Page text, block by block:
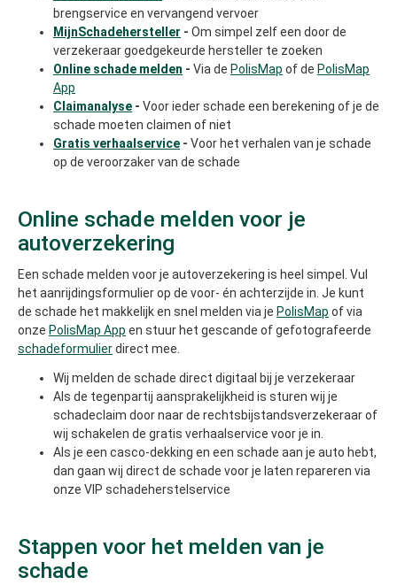
brengservice en vervangend vervoer
MijnSchadehersteller - Om simpel zelf een door de
verzekeraar goedgekeurde hersteller te zoeken
Online schade melden - Via de PolisMap of de PolisMap
App
Claimanalyse - Voor ieder schade een berekening of je de
schade moeten claimen of niet
Gratis verhaalservice - Voor het verhalen van je schade
op de veroorzaker van de schade
Online schade melden voor je
autoverzekering
Een schade melden voor je autoverzekering is heel simpel. Vul
het aanrijdingsformulier op de voor- én achterzijde in. Je kunt
de schade het makkelijk en snel melden via je PolisMap of via
onze PolisMap App en stuur het gescande of gefotografeerde
schadeformulierdirect mee.
Wij melden de schade direct digitaal bij je verzekeraar
Als de tegenpartij aansprakelijkheid is sturen wij je
schadeclaim door naar de rechtsbijstandsverzekeraar of
wij schakelen de gratis verhaalservice voor je in.
Als je een casco-dekking en een schade aan je auto hebt,
dan gaan wij direct de schade voor je laten repareren via
onze VIP schadeherstelservice
Stappen voor het melden van je
schade